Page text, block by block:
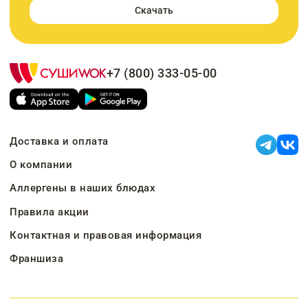
Скачать
+7 (800) 333-05-00
Доставка и оплата
О компании
Аллергены в наших блюдах
Правила акции
Контактная и правовая информация
Франшиза